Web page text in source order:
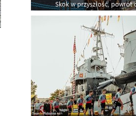
Skok w przyszłość, powrót